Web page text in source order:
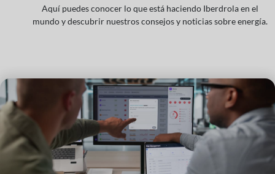
Aquí puedes conocer lo que está haciendo Iberdrola en el
mundo y descubrir nuestros consejos y noticias sobre energía.